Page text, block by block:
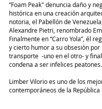
“Foam Peak" denuncia daño y
histórica en una creación
notoria, el Pabellón de
Alexandre Pietri, renombrado
Finalmente en “Carro Yola”, él
y cierto humor a su obsesión por
transporte  -uno en el otro- y
condena a ser infelices peatones.
Limber Vilorio es uno de los
contemporáneos de la